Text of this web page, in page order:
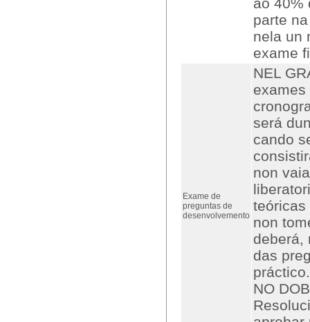
parte
nela un
exame
Exame de
preguntas de
desenvolvemento
NEL
será
cando
non
teóricas
non
deberá,
das
práctico.
NO